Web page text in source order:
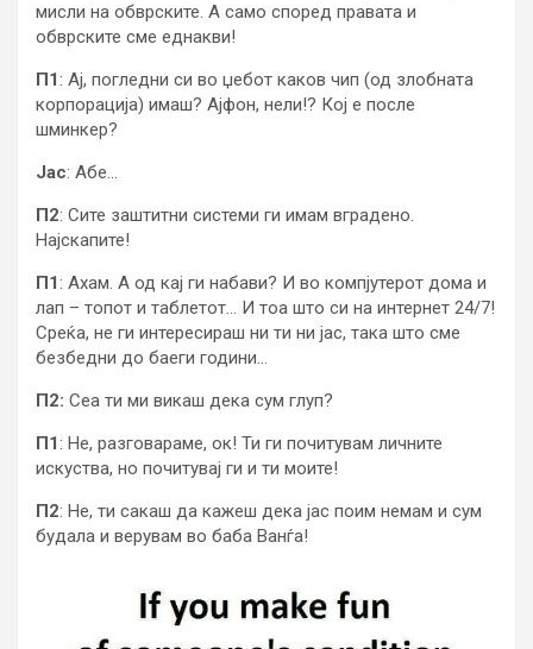
мисли на обврските. А само според правата и
обврските сме еднакви!
П1: Ај, погледни си во џебот каков чип (од злобната
корпорација) имаш? Ајфон, нели!? Кој е после
шминкер?
Јас: Абе…
П2: Сите заштитни системи ги имам вградено.
Најскапите!
П1: Ахам. А од кај ги набави? И во компјутерот дома и
лап – топот и таблетот… И тоа што си на интернет 24/7!
Среќа, не ги интересираш ни ти ни јас, така што сме
безбедни до баеги години…
П2: Сеа ти ми викаш дека сум глуп?
П1: Не, разговараме, ок! Ти ги почитувам личните
искуства, но почитувај ги и ти моите!
П2: Не, ти сакаш да кажеш дека јас поим немам и сум
будала и верувам во баба Ванѓа!